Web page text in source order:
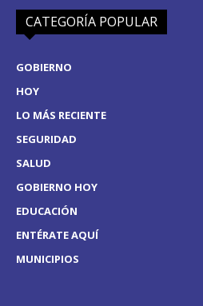
CATEGORÍA POPULAR
GOBIERNO
HOY
LO MÁS RECIENTE
SEGURIDAD
SALUD
GOBIERNO HOY
EDUCACIÓN
ENTÉRATE AQUÍ
MUNICIPIOS